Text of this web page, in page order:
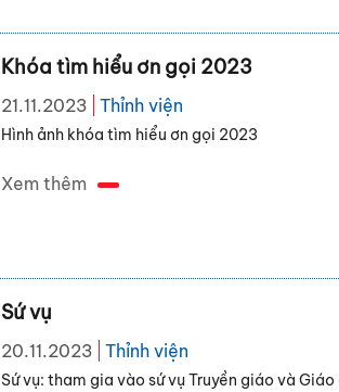
Khóa tìm hiểu ơn gọi 2023
21.11.2023 Thỉnh viện
Hình ảnh khóa tìm hiểu ơn gọi 2023
Xem thêm
Sứ vụ
20.11.2023 Thỉnh viện
Sứ vụ: tham gia vào sứ vụ Truyền giáo và